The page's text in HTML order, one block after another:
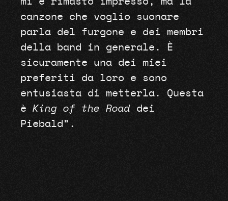
canzone che voglio suonare
parla del furgone e dei membri
della band in generale. È
sicuramente una dei miei
preferiti da loro e sono
entusiasta di metterla. Questa
è King of the Roaddei
Piebald”.